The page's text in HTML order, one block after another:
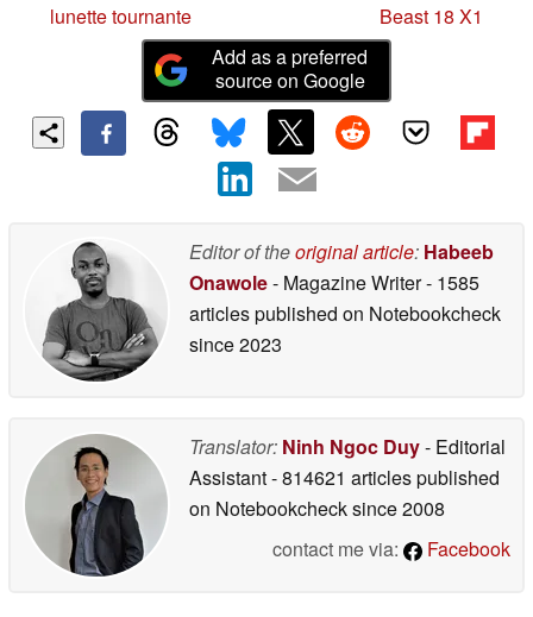
lunette tournante
Beast 18 X1
Add as a preferred
source on Google
Editor of theoriginal article: Habeeb
Onawole- Magazine Writer- 1585
articles published on Notebookcheck
since 2023
Translator: Ninh Ngoc Duy- Editorial
Assistant- 814621 articles published
on Notebookchecksince 2008
contact me via:
Facebook